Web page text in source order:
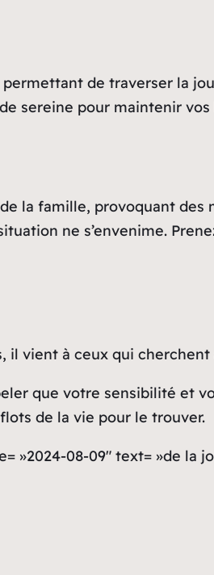
de traverser la
sereine pour maintenir
la famille, provoquant
ne s’envenime.
il vient à ceux qui
que votre sensibilité et
de la vie pour le trouver.
»2024-08-09″ text= »de la